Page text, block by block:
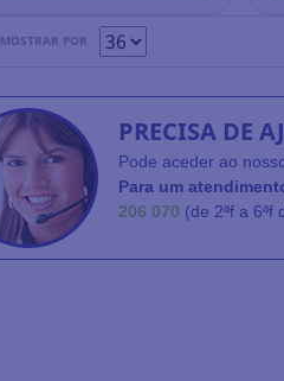
MOSTRAR POR
PRECISA DE
Pode aceder ao
Para um
206 070 (de 2ªf a 6ªf